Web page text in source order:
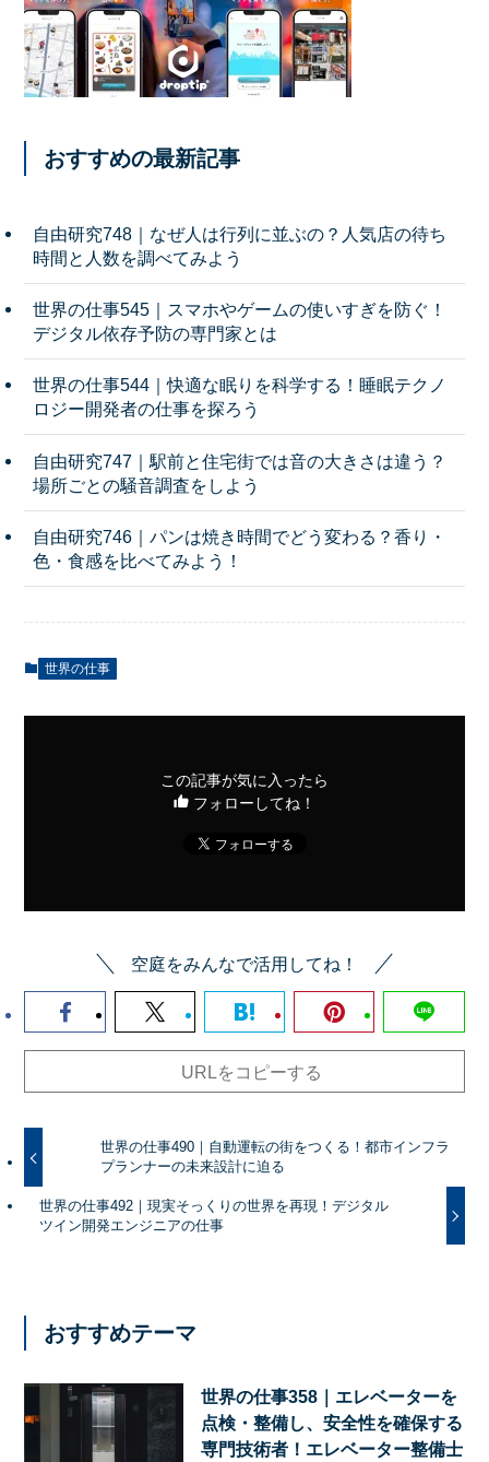
おすすめの最新記事
自由研究748｜なぜ人は行列に並ぶの？人気店の待ち
時間と人数を調べてみよう
世界の仕事545｜スマホやゲームの使いすぎを防ぐ！
デジタル依存予防の専門家とは
世界の仕事544｜快適な眠りを科学する！睡眠テクノ
ロジー開発者の仕事を探ろう
自由研究747｜駅前と住宅街では音の大きさは違う？
場所ごとの騒音調査をしよう
自由研究746｜パンは焼き時間でどう変わる？香り・
色・食感を比べてみよう！
世界の仕事
この記事が気に入ったら
フォローしてね！
空庭をみんなで活用してね！
URLをコピーする
世界の仕事490｜自動運転の街をつくる！都市インフラ
プランナーの未来設計に迫る
世界の仕事492｜現実そっくりの世界を再現！デジタル
ツイン開発エンジニアの仕事
おすすめテーマ
世界の仕事358｜エレベーターを
点検・整備し、安全性を確保する
専門技術者！エレベーター整備士